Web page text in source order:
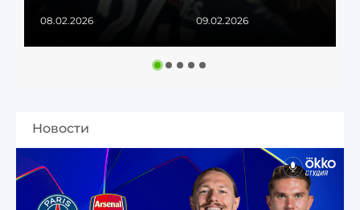
08.02.2026 09.02.2026
Новости